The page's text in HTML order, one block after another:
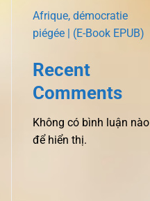
Afrique, démocratie
piégée | (E-Book EPUB)
Recent
Comments
Không có bình luận nào
để hiển thị.